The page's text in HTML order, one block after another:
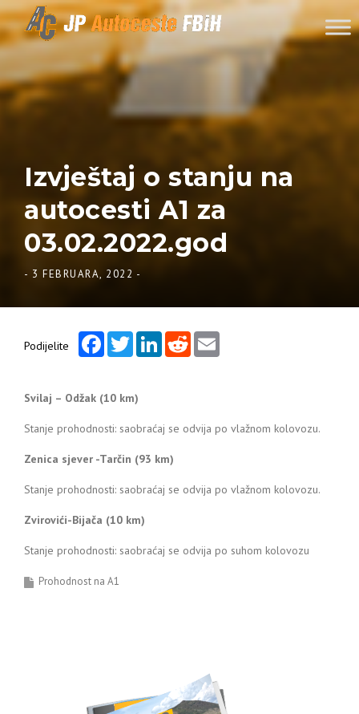
Skip to content
Izvještaj o stanju na
autocesti A1 za
03.02.2022.god
- 3 FEBRUARA, 2022 -
Podijelite
FacebookTwitterLinkedInReddit
Svilaj – Odžak (10 km)
Stanje prohodnosti: saobraćaj se odvija po vlažnom kolovozu.
Zenica sjever -Tarčin (93 km)
Stanje prohodnosti: saobraćaj se odvija po vlažnom kolovozu.
Zvirovići-Bijača (10 km)
Stanje prohodnosti: saobraćaj se odvija po suhom kolovozu
Prohodnost na A1